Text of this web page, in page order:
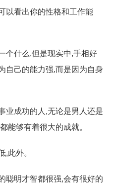
以看出你的性格和工作能
个什么,但是现实中,手相好
自己的能力强,而是因为自身
业成功的人,无论是男人还是
能够有着很大的成就。
,此外。
聪明才智都很强,会有很好的